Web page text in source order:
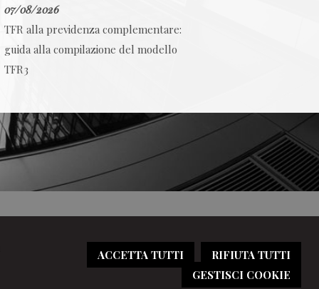
ACCETTA TUTTI
RIFIUTA TUTTI
GESTISCI COOKIE
07/08/2026
TFR alla previdenza complementare:
guida alla compilazione del modello
TFR3